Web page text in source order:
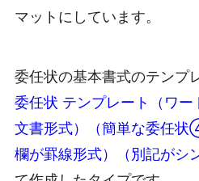
マットにしています。
委任状の基本書式のテンプ
委任状 テンプレート（ワ
文書形式）（簡単な委任
欄が罫線形式）（別記がシ